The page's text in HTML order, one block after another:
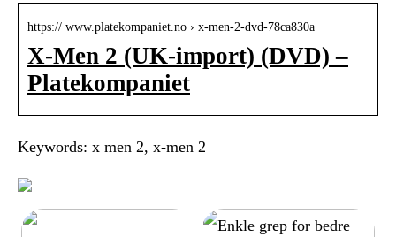
https:// www.platekompaniet.no › x-men-2-dvd-78ca830a
X-Men 2 (UK-import) (DVD) –
Platekompaniet
Keywords: x men 2, x-men 2